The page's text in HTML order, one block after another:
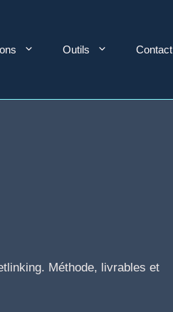
Outils Contact
Méthode, livrables et